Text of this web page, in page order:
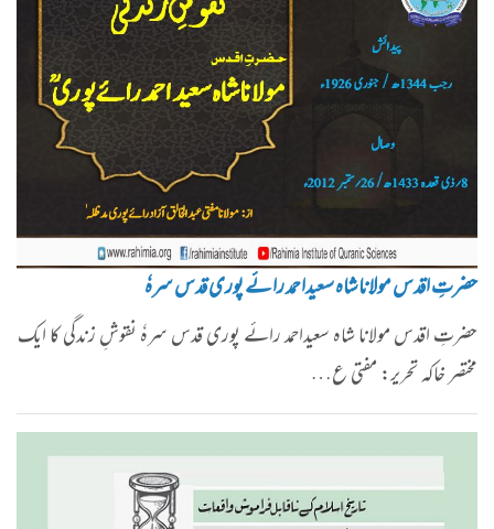
حضرتِ اقدس مولانا شاہ سعیداحمد رائے پوری قدس سرہٗ
حضرتِ اقدس مولانا شاہ سعیداحمد رائے پوری قدس سرہٗ نقوشِ زندگی کا ایک
مختصر خاکہ تحریر: مفتی ع…